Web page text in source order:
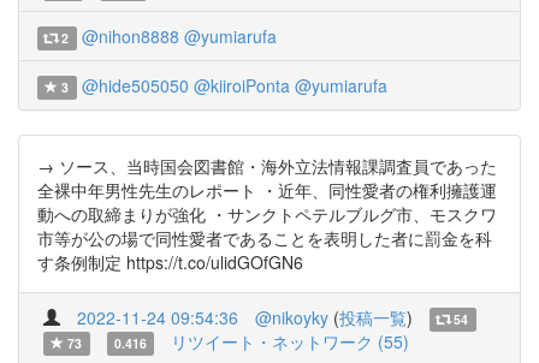
2 @nihon8888 @yumiarufa
3 @hide505050 @kiiroiPonta @yumiarufa
→ ソース、当時国会図書館・海外立法情報課調査員であった
全裸中年男性先生のレポート ・近年、同性愛者の権利擁護運
動への取締まりが強化 ・サンクトペテルブルグ市、モスクワ
市等が公の場で同性愛者であることを表明した者に罰金を科
す条例制定 https://t.co/ulidGOfGN6
2022-11-24 09:54:36 @nikoyky (投稿一覧)
54
73
0.416 リツイート・ネットワーク (55)